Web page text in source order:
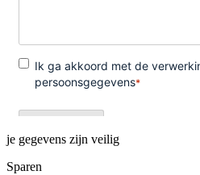
je gegevens zijn veilig
Sparen